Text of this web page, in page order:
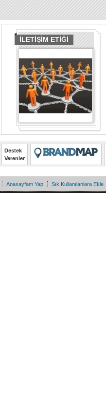
İLETİŞİM ETİĞİ
Destek
Verenler
Anasayfam Yap Sık Kullanılanlara Ekle